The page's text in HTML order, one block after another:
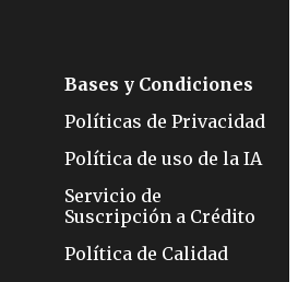
Bases y Condiciones
Políticas de Privacidad
Política de uso de la IA
Servicio de
Suscripción a Crédito
Política de Calidad